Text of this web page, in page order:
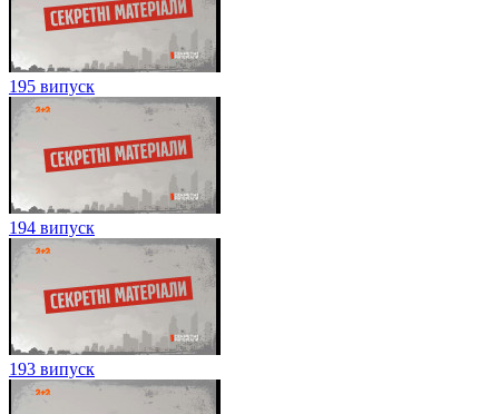
195 випуск
194 випуск
193 випуск